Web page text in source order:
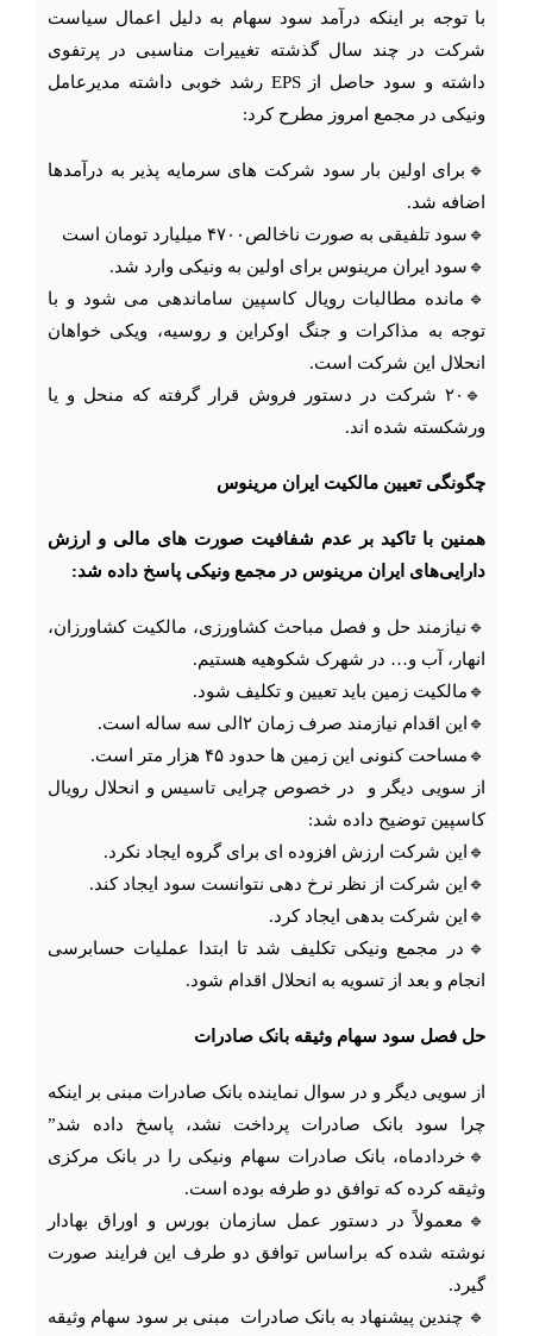
با توجه بر اینکه درآمد سود سهام به دلیل اعمال سیاست
شرکت در چند سال گذشته تغییرات مناسبی در پرتفوی
داشته و سود حاصل از EPS رشد خوبی داشته مدیرعامل
ونیکی در مجمع امروز مطرح کرد:
🔹برای اولین بار سود شرکت های سرمایه پذیر به درآمدها
اضافه شد.
🔹سود تلفیقی به صورت ناخالص۴۷۰۰ میلیارد تومان است‌
🔹سود ایران مرینوس برای اولین به ونیکی وارد شد.
🔹مانده مطالبات رویال کاسپین ساماندهی می شود و با
توجه به مذاکرات و جنگ اوکراین و روسیه، ویکی خواهان
انحلال این شرکت است.
🔹۲۰ شرکت در دستور فروش قرار گرفته که منحل و یا
ورشکسته شده اند‌.
چگونگی تعیین مالکیت ایران مرینوس
همنین با تاکید بر عدم شفافیت صورت های مالی و ارزش
دارایی‌های ایران مرینوس در مجمع ونیکی پاسخ داده شد:
🔹نیازمند حل و فصل مباحث کشاورزی، مالکیت کشاورزان،
انهار، آب و… در شهرک شکوهیه هستیم.
🔹مالکیت زمین باید تعیین و تکلیف شود.
🔹این اقدام نیازمند صرف زمان ۲الی سه ساله است.
🔹مساحت کنونی این زمین ها حدود ۴۵ هزار متر است.
از سویی دیگر و در خصوص چرایی تاسیس و انحلال رویال
کاسپین توضیح داده شد:
🔹این شرکت ارزش افزوده ای برای گروه ایجاد نکرد.
🔹این شرکت از نظر نرخ دهی نتوانست سود ایجاد کند.
🔹این شرکت بدهی ایجاد کرد.
🔹در مجمع ونیکی تکلیف شد تا ابتدا عملیات حسابرسی
انجام و بعد از تسویه به انحلال اقدام شود.
حل فصل سود سهام وثیقه بانک صادرات
از سویی دیگر و در سوال نماینده بانک صادرات مبنی بر اینکه
چرا سود بانک صادرات پرداخت نشد، پاسخ داده شد”
🔹خردادماه، بانک صادرات سهام ونیکی را در بانک مرکزی
وثیقه کرده که توافق دو طرفه بوده است.
🔹معمولاً در دستور عمل سازمان بورس و اوراق بهادار
نوشته شده که براساس توافق دو طرف این فرایند صورت
گیرد.
🔹 چندین پیشنهاد به بانک صادرات مبنی بر سود سهام وثیقه